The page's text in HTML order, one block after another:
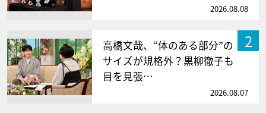
2026.08.08
2
高橋文哉、“体のある部分”の
サイズが規格外？黒柳徹子も
目を見張…
2026.08.07